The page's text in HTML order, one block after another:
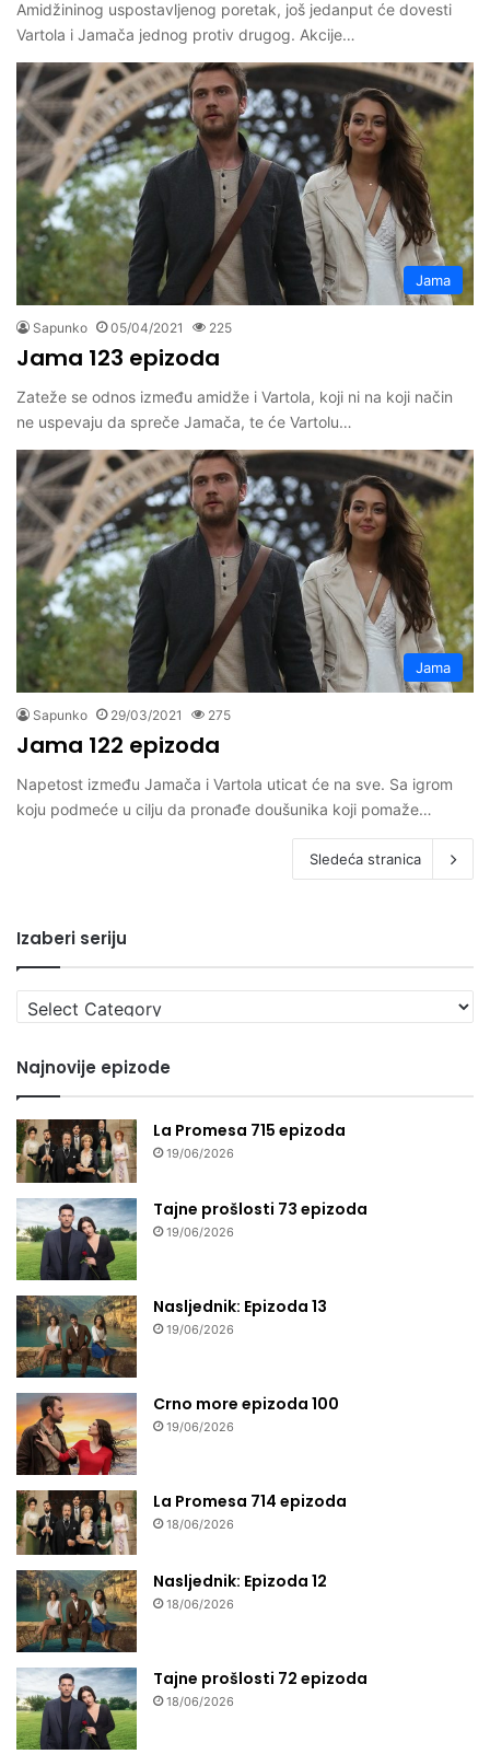
Amidžininog uspostavljenog poretak, još jedanput će dovesti
Vartola i Jamača jednog protiv drugog. Akcije…
Jama
Sapunko 05/04/2021 225
Jama 123 epizoda
Zateže se odnos između amidže i Vartola, koji ni na koji način
ne uspevaju da spreče Jamača, te će Vartolu…
Jama
Sapunko 29/03/2021 275
Jama 122 epizoda
Napetost između Jamača i Vartola uticat će na sve. Sa igrom
koju podmeće u cilju da pronađe doušunika koji pomaže…
Sledeća stranica
Izaberi seriju
Izaberi
seriju
Najnovije epizode
La Promesa 715 epizoda
19/06/2026
Tajne prošlosti 73 epizoda
19/06/2026
Nasljednik: Epizoda 13
19/06/2026
Crno more epizoda 100
19/06/2026
La Promesa 714 epizoda
18/06/2026
Nasljednik: Epizoda 12
18/06/2026
Tajne prošlosti 72 epizoda
18/06/2026